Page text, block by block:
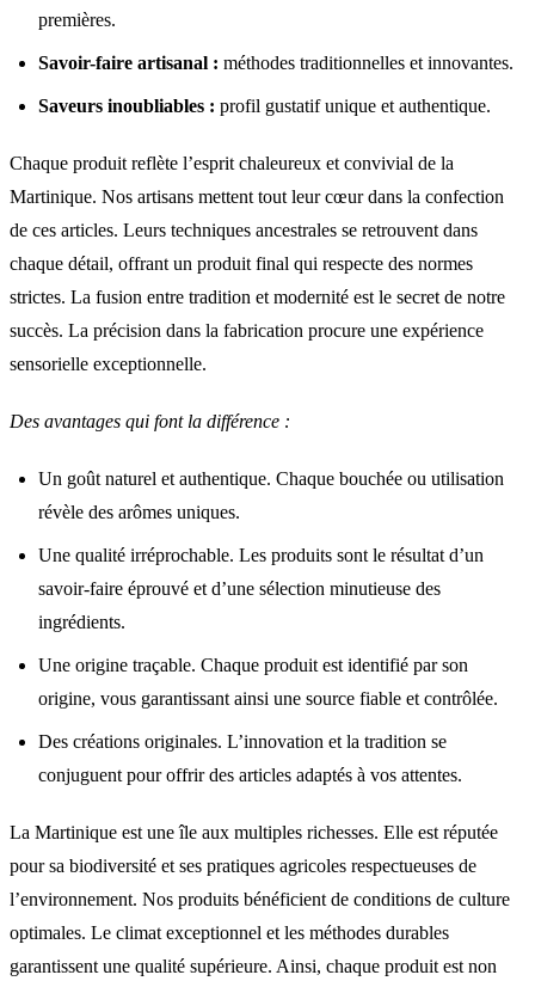
premières.
Savoir-faire artisanal : méthodes traditionnelles et innovantes.
Saveurs inoubliables : profil gustatif unique et authentique.
Chaque produit reflète l’esprit chaleureux et convivial de la
Martinique. Nos artisans mettent tout leur cœur dans la confection
de ces articles. Leurs techniques ancestrales se retrouvent dans
chaque détail, offrant un produit final qui respecte des normes
strictes. La fusion entre tradition et modernité est le secret de notre
succès. La précision dans la fabrication procure une expérience
sensorielle exceptionnelle.
Des avantages qui font la différence :
Un goût naturel et authentique. Chaque bouchée ou utilisation
révèle des arômes uniques.
Une qualité irréprochable. Les produits sont le résultat d’un
savoir-faire éprouvé et d’une sélection minutieuse des
ingrédients.
Une origine traçable. Chaque produit est identifié par son
origine, vous garantissant ainsi une source fiable et contrôlée.
Des créations originales. L’innovation et la tradition se
conjuguent pour offrir des articles adaptés à vos attentes.
La Martinique est une île aux multiples richesses. Elle est réputée
pour sa biodiversité et ses pratiques agricoles respectueuses de
l’environnement. Nos produits bénéficient de conditions de culture
optimales. Le climat exceptionnel et les méthodes durables
garantissent une qualité supérieure. Ainsi, chaque produit est non